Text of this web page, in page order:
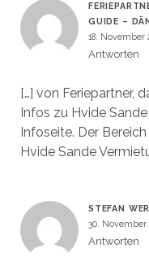
GUIDE –
18. November
Antworten
[…] von Feriepartner,
Infos zu Hvide
Infoseite. Der
Hvide Sande
STEFAN
30. November
Antworten